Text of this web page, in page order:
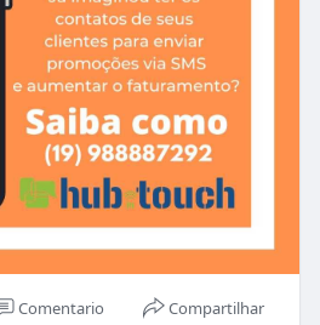
Comentario Compartilhar